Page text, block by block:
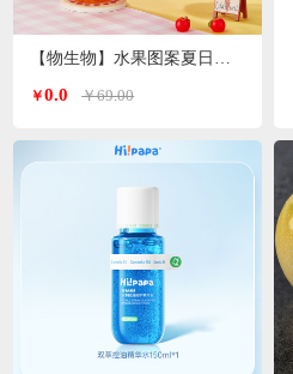
￥0.0 ￥69.00